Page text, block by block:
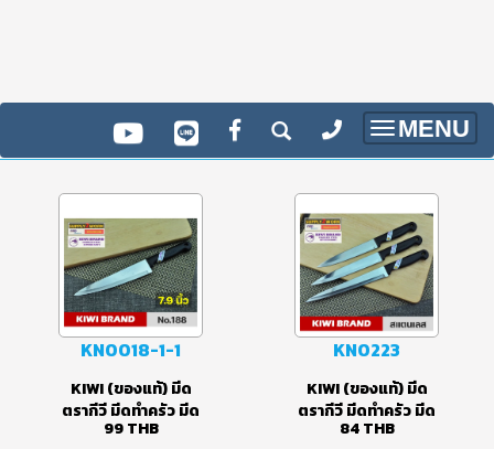
Toggle
MENU
KN0018-1-1
KIWI (ของแท้) มีด
ตรากีวี มีดทำครัว มีด
ปลายแหลม มีดปาด
99 THB
KN0223
KIWI (ของแท้) มีด
ตรากีวี มีดทำครัว มีด
ปลายแหลม มีดปาด
84 THB